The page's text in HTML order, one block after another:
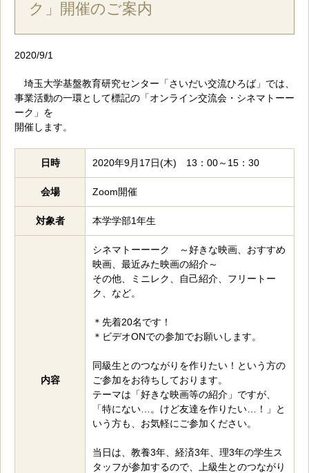
ク」開催のご案内
2020/9/1
埼玉大学基盤教育研究センター「さいだい交流ひろば」では、
事業活動の一環として標記の「オンライン交流会・シネマトーー
ーク」を
開催します。
日時 2020年9月17日(木) 13：00～15：30
会場 Zoom開催
対象者 本学学部1年生
内容
シネマトーーーク ～好きな映画、おすすめ
映画、最近みた映画の紹介～
その他、ミニレク、自己紹介、フリートー
ク、など。
＊先着20名です！
＊ビデオONでの参加でお願いします。
同級生とのつながりを作りたい！という方の
ご参加をお待ちしております。
テーマは「好きな映画等の紹介」ですが、
「特にない…。けど友達を作りたい…！」と
いう方も、お気軽にご参加ください。
当日は、教養3年、経済3年、理3年の学生ス
タッフが参加するので、上級生とのつながり